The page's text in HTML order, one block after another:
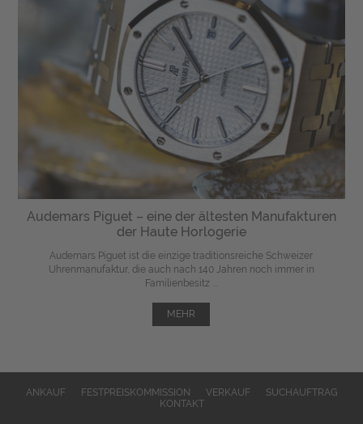
Audemars Piguet – eine der ältesten Manufakturen
der Haute Horlogerie
Audemars Piguet ist die einzige traditionsreiche Schweizer
Uhrenmanufaktur, die auch nach 140 Jahren noch immer in
Familienbesitz ...
MEHR
ANKAUF FESTPREISKOMMISSION VERKAUF
SUCHAUFTRAG
KONTAKT